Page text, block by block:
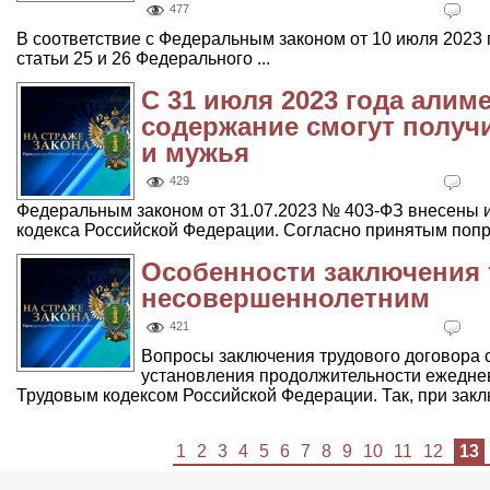
477
В соответствие с Федеральным законом от 10 июля
статьи 25 и 26 Федерального ...
С 31 июля 2023 года
содержание смогут
и мужья
429
Федеральным законом от 31.07.2023 № 403-ФЗ внесены
кодекса Российской Федерации. Согласно принятым
Особенности заключения
несовершеннолетним
421
Вопросы заключения трудового
установления продолжительности
Трудовым кодексом Российской Федерации. Так, при
1 2 3 4 5 6 7 8 9 10 11 12 13